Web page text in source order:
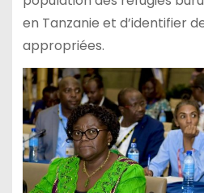
en Tanzanie et d’identifier
appropriées.